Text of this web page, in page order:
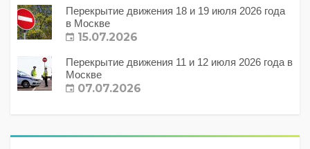
Перекрытие движения 18 и 19 июля 2026 года
в Москве
15.07.2026
Перекрытие движения 11 и 12 июля 2026 года в
Москве
07.07.2026